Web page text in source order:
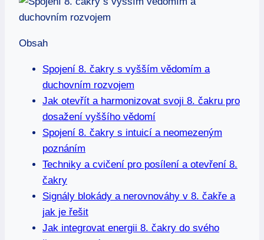
Obsah
Spojení 8. čakry⁤ s vyšším vědomím‍ a
duchovním‍ rozvojem
Jak otevřít‌ a harmonizovat‌ svoji 8.⁢ čakru pro‍
dosažení vyššího vědomí
Spojení 8. čakry s intuicí a neomezeným
poznáním
Techniky​ a⁣ cvičení ​pro posílení a otevření 8.
čakry
Signály blokády a nerovnováhy v 8.⁣ čakře ⁣a
jak je řešit
Jak integrovat energii 8. čakry do svého